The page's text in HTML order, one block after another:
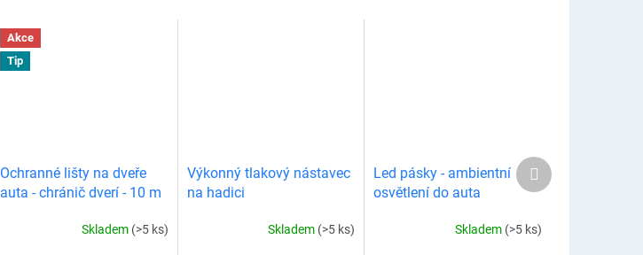
Akce
Tip
Ochranné lišty na dveře
auta - chránič dverí - 10 m
Skladem (>5 ks)
Výkonný tlakový nástavec
na hadici
Skladem (>5 ks)
Led pásky - ambientní
osvětlení do auta
Skladem (>5 ks)
Další
produkt